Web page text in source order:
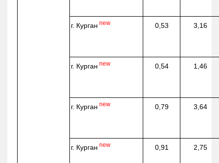
г. Курган new 0,53 3,16
г. Курган new 0,54 1,46
г. Курган new 0,79 3,64
г. Курган new 0,91 2,75